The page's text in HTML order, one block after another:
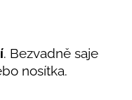
. Bezvadně saje
nosítka.